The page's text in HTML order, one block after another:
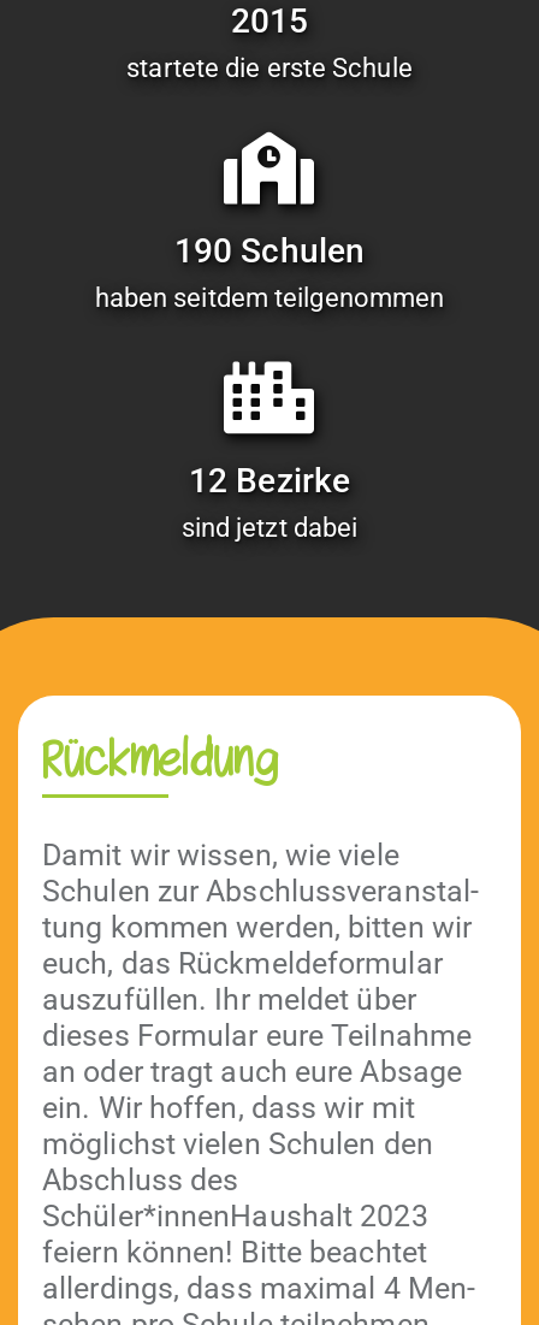
2015
startete die erste Schule
190 Schulen
haben seit­dem teilgenommen
12 Bezirke
sind jet­zt dabei
Rückmeldung
Damit wir wis­sen, wie viele
Schulen zur Abschlussver­anstal­
tung kom­men wer­den, bit­ten wir
euch, das Rück­melde­for­mu­lar
auszufüllen. Ihr meldet über
dieses For­mu­lar eure Teil­nahme
an oder tragt auch eure Absage
ein. Wir hof­fen, dass wir mit
möglichst vie­len Schulen den
Abschluss des
Schüler*innenHaushalt 2023
feiern kön­nen! Bitte beachtet
allerd­ings, dass max­i­mal 4 Men­